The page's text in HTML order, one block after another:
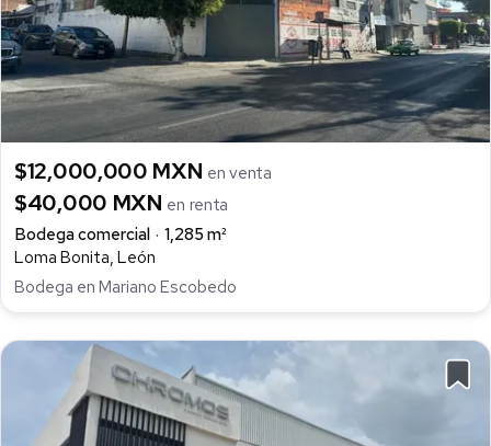
$12,000,000 MXN en venta
$40,000 MXN en renta
Bodega comercial
1,285 m²
Loma Bonita, León
Bodega en Mariano Escobedo